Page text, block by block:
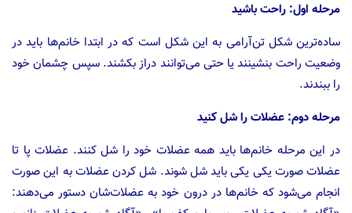
مرحله اول: راحت باشید
ساده‌ترین شکل تن‌آرامی به این شکل است که در ابتدا خانم‌ها باید در
وضعیت راحت بنشینند یا حتی می‌توانند دراز بکشند. سپس چشمان خود
را ببندند.
مرحله دوم: عضلات را شل کنید
در این مرحله خانم‌ها باید همه عضلات خود را شل کنند. عضلات پا تا
عضلات صورت یکی یکی باید شل شوند. شل کردن عضلات به این صورت
انجام می‌شود که خانم‌ها در درون خود به عضلات‌شان دستور می‌دهند: